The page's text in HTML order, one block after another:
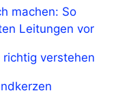
machen: So
Leitungen vor
richtig verstehen